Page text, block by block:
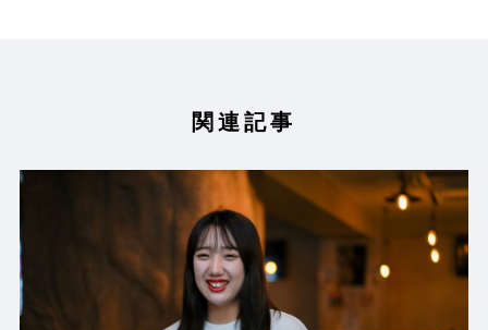
関連記事